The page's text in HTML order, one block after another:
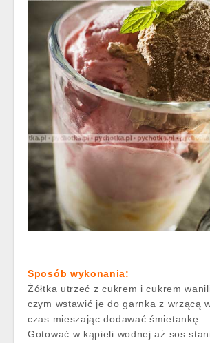
Sposób wykonania:
Żółtka utrzeć z cukrem i cukrem
czym wstawić je do garnka z wrzącą
czas mieszając dodawać śmietankę.
Gotować w kąpieli wodnej aż sos